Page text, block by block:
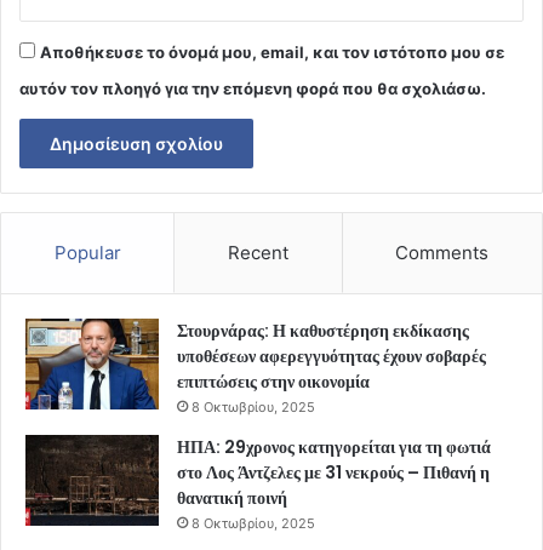
Αποθήκευσε το όνομά μου, email, και τον ιστότοπο μου σε
αυτόν τον πλοηγό για την επόμενη φορά που θα σχολιάσω.
Popular Recent Comments
Στουρνάρας: Η καθυστέρηση εκδίκασης
υποθέσεων αφερεγγυότητας έχουν σοβαρές
επιπτώσεις στην οικονομία
8 Οκτωβρίου, 2025
ΗΠΑ: 29χρονος κατηγορείται για τη φωτιά
στο Λος Άντζελες με 31 νεκρούς – Πιθανή η
θανατική ποινή
8 Οκτωβρίου, 2025